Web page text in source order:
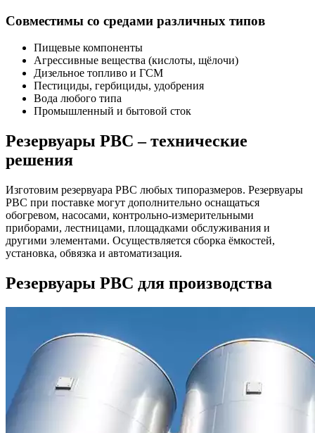
Совместимы со средами различных типов
Пищевые компоненты
Агрессивные вещества (кислоты, щёлочи)
Дизельное топливо и ГСМ
Пестициды, гербициды, удобрения
Вода любого типа
Промышленный и бытовой сток
Резервуары РВС – технические
решения
Изготовим резервуара РВС любых типоразмеров. Резервуары
РВС при поставке могут дополнительно оснащаться
обогревом, насосами, контрольно-измерительными
приборами, лестницами, площадками обслуживания и
другими элементами. Осуществляется сборка ёмкостей,
установка, обвязка и автоматизация.
Резервуары РВС для производства